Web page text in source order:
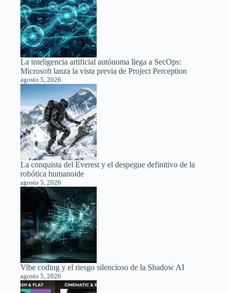
La inteligencia artificial autónoma llega a SecOps:
Microsoft lanza la vista previa de Project Perception
agosto 5, 2026
La conquista del Everest y el despegue definitivo de la
robótica humanoide
agosto 5, 2026
Vibe coding y el riesgo silencioso de la Shadow AI
agosto 5, 2026